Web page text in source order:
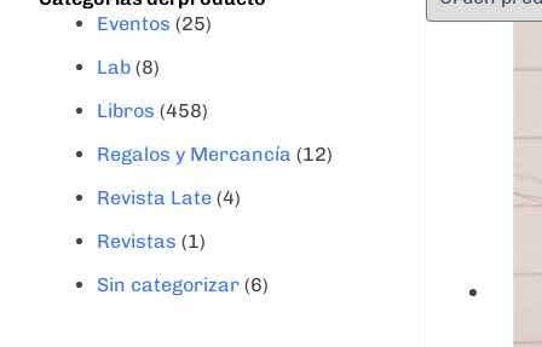
Eventos (25)
Lab (8)
Libros (458)
Regalos y Mercancía (12)
Revista Late (4)
Revistas (1)
Sin categorizar (6)